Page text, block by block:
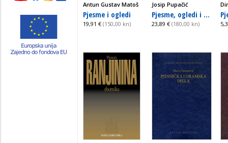
Antun Gustav Matoš
Pjesme i ogledi
19,91 € (150,00 kn)
Josip Pupačić
Pjesme, ogledi i ...
23,89 € (180,00 kn)